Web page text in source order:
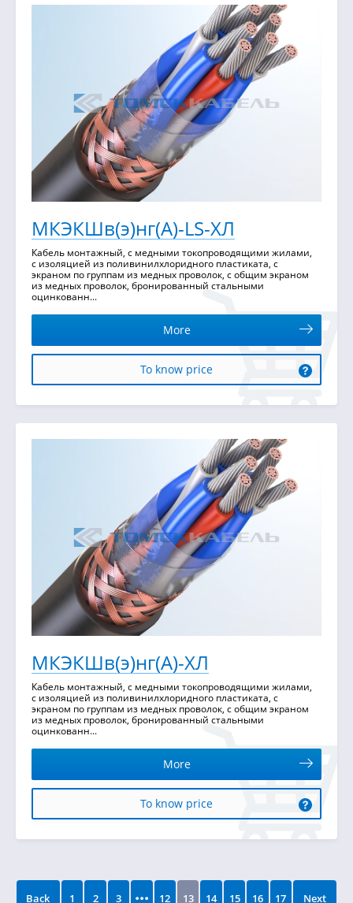
МКЭКШв(э)нг(А)-LS-ХЛ
Кабель монтажный, с медными токопроводящими жилами,
с изоляцией из поливинилхлоридного пластиката, с
экраном по группам из медных проволок, с общим экраном
из медных проволок, бронированный стальными
оцинкованн...
More
To know price
МКЭКШв(э)нг(А)-ХЛ
Кабель монтажный, с медными токопроводящими жилами,
с изоляцией из поливинилхлоридного пластиката, с
экраном по группам из медных проволок, с общим экраном
из медных проволок, бронированный стальными
оцинкованн...
More
To know price
Back 1 2 3 ... 12 13 14 15 16 17 Next